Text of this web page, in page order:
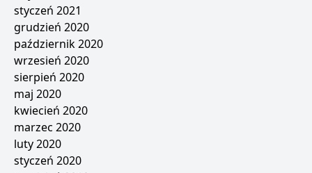
styczeń 2021
grudzień 2020
październik 2020
wrzesień 2020
sierpień 2020
maj 2020
kwiecień 2020
marzec 2020
luty 2020
styczeń 2020